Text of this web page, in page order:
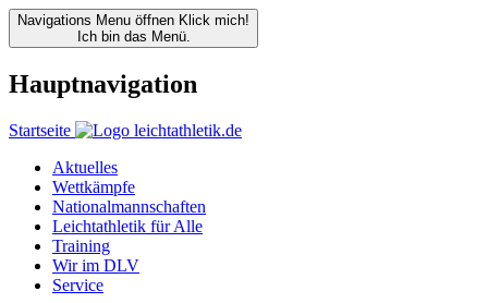
Navigations Menu öffnen Klick mich!
Ich bin das Menü.
Hauptnavigation
Startseite
Aktuelles
Wettkämpfe
Nationalmannschaften
Leichtathletik für Alle
Training
Wir im DLV
Service